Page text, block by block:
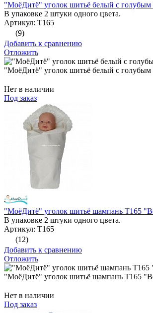
"МоёДитё" уголок шитьё белый с
В упаковке 2 штуки одного цвета.
Артикул: Т165
(9)
Добавить к сравнению
Отложить
"МоёДитё" уголок шитьё белый с
Нет в наличии
Под заказ
"МоёДитё" уголок шитьё шампань Т165
В упаковке 2 штуки одного цвета.
Артикул: Т165
(12)
Добавить к сравнению
Отложить
"МоёДитё" уголок шитьё шампань Т165
Нет в наличии
Под заказ